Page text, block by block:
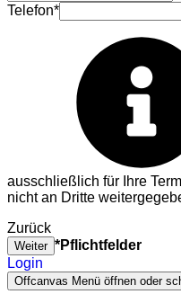
Telefon*
ausschließlich für Ihre
nicht an Dritte
Zurück
Weiter *Pflichtfelder
Login
Offcanvas Menü öffnen oder